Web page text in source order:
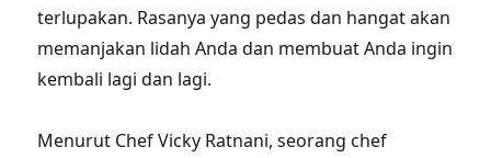
terlupakan. Rasanya yang pedas dan hangat akan
memanjakan lidah Anda dan membuat Anda ingin
kembali lagi dan lagi.
Menurut Chef Vicky Ratnani, seorang chef